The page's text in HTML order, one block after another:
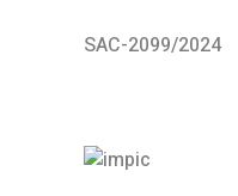
SAC-2099/2024